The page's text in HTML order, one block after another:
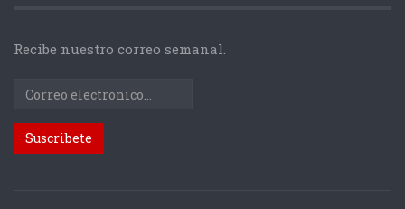
Recibe nuestro correo semanal.